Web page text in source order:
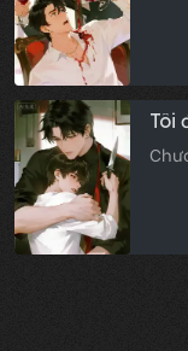
Tôi